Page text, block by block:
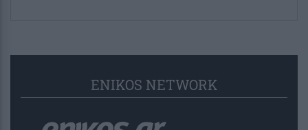
ENIKOS NETWORK